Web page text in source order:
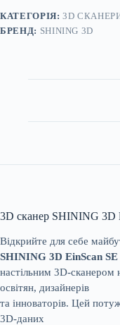
кількість
КАТЕГОРІЯ:3D
БРЕНД: SHINING 3D
3D сканер SHINING 3D
Відкрийте для себе
SHINING 3D EinScan SE
настільним 3D-сканером
освітян, дизайнерів
та інноваторів. Цей
3D-даних